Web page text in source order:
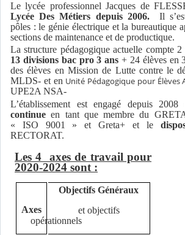
Le lycée professionnel Jacques de
Lycée Des Métiers depuis 2006.
Il
pôles : le génie électrique et la bureautique
sections de maintenance et de productique.
La structure pédagogique actuelle compte
13 divisions bac pro 3 ans + 24 élèves en
des élèves en Mission de Lutte contre le
MLDS- et en Unité Pédagogique pour Élèves
UPE2A NSA-
L’établissement est engagé depuis
continue en tant que membre du
« ISO 9001 » et Greta+ et le
RECTORAT.
Les 4 axes de travail pour
2020-2024 sont :
Axes
Objectifs Généraux
et objectifs
opérationnels